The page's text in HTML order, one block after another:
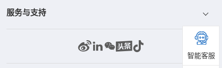
航嘉研发
显示器
工控与安防
新闻中心
服务与支持
智能客服